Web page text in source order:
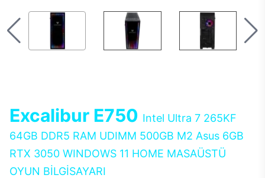
Excalibur E750 Intel Ultra 7 265KF
64GB DDR5 RAM UDIMM 500GB M2 Asus 6GB
RTX 3050 WINDOWS 11 HOME MASAÜSTÜ
OYUN BİLGİSAYARI